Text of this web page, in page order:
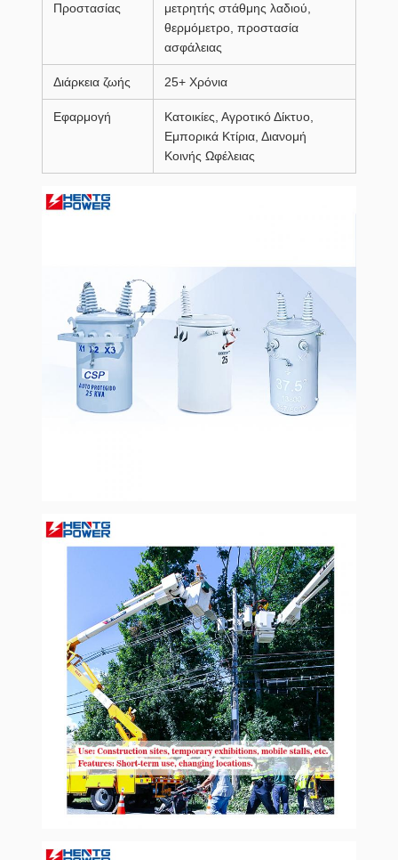
Προστασίας
μετρητής στάθμης λαδιού,
θερμόμετρο, προστασία
ασφάλειας
Διάρκεια ζωής 25+ Χρόνια
Εφαρμογή
Κατοικίες, Αγροτικό Δίκτυο,
Εμπορικά Κτίρια, Διανομή
Κοινής Ωφέλειας